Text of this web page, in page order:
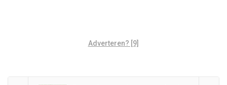
Adverteren? [9]